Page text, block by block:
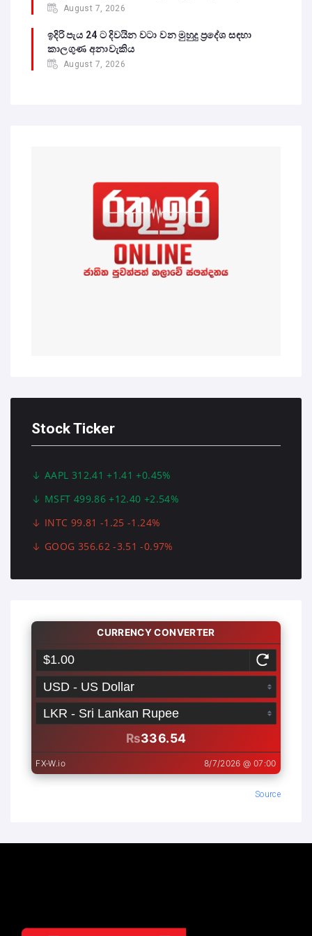
August 7, 2026
ඉදිරි පැය 24 ට දිවයින වටා වන මුහුදු ප්‍රදේශ සඳහා
කාලගුණ අනාවැකිය
August 7, 2026
Stock Ticker
AAPL 312.41 +1.41 +0.45%
MSFT 499.86 +12.40 +2.54%
INTC 99.81 -1.25 -1.24%
GOOG 356.62 -3.51 -0.97%
Source